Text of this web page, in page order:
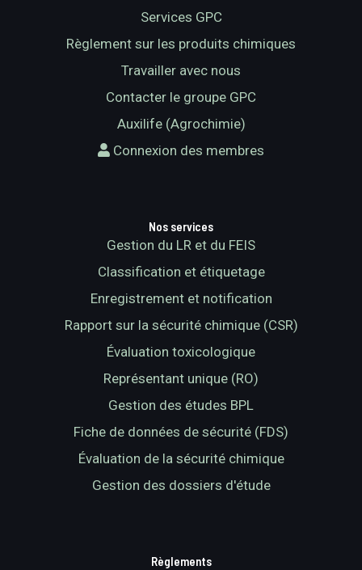
Services GPC
Règlement sur les produits chimiques
Travailler avec nous
Contacter le groupe GPC
Auxilife (Agrochimie)
Connexion des membres
Nos services
Gestion du LR et du FEIS
Classification et étiquetage
Enregistrement et notification
Rapport sur la sécurité chimique (CSR)
Évaluation toxicologique
Représentant unique (RO)
Gestion des études BPL
Fiche de données de sécurité (FDS)
Évaluation de la sécurité chimique
Gestion des dossiers d'étude
Règlements